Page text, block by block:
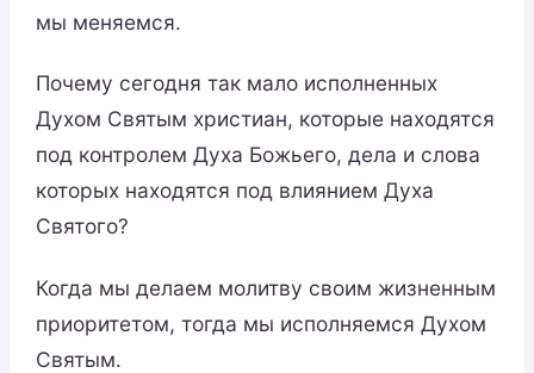
мы меняемся.
Почему сегодня так мало исполненных
Духом Святым христиан, которые находятся
под контролем Духа Божьего, дела и слова
которых находятся под влиянием Духа
Святого?
Когда мы делаем молитву своим жизненным
приоритетом, тогда мы исполняемся Духом
Святым.